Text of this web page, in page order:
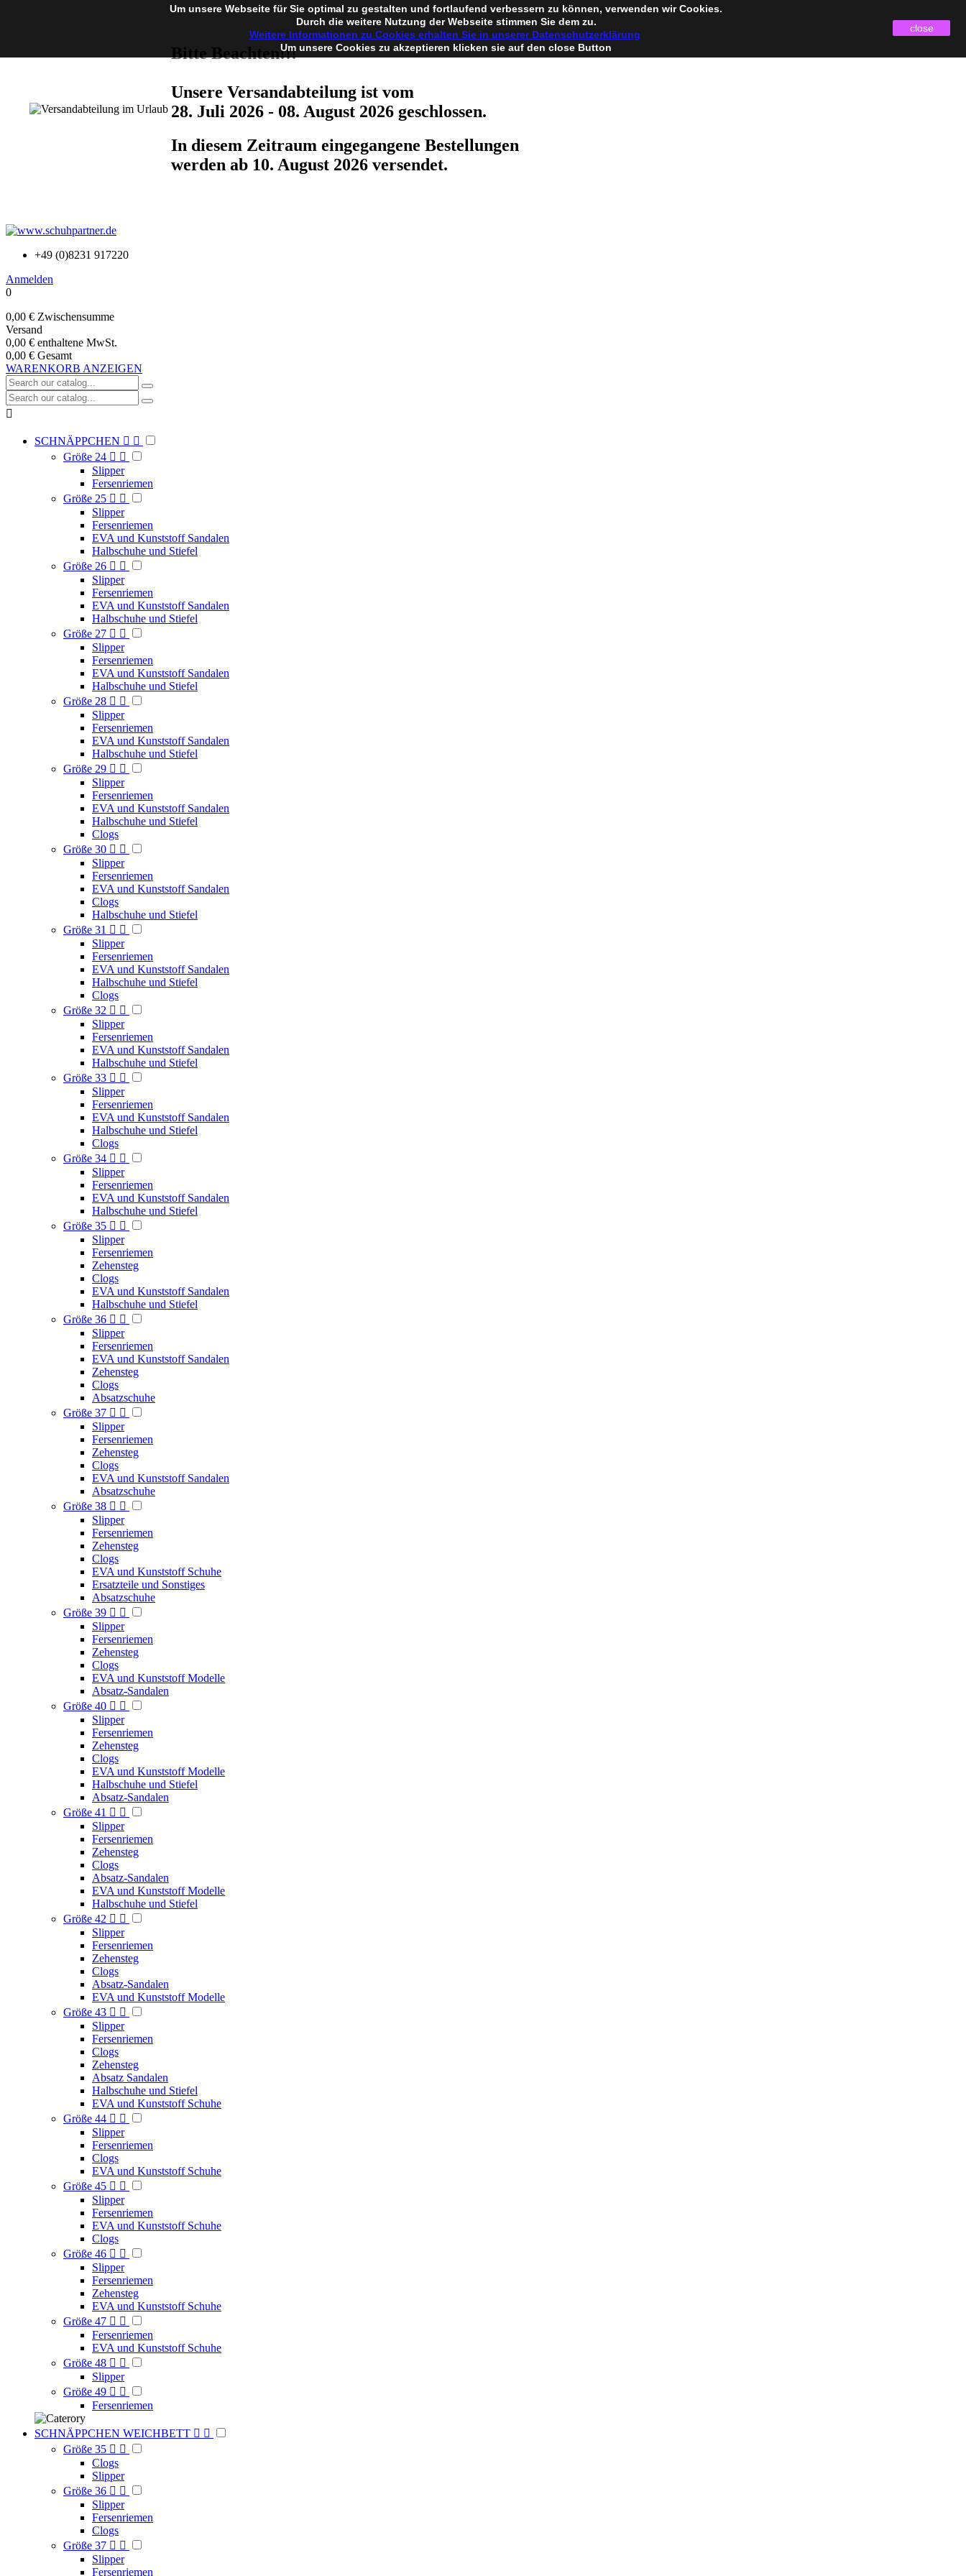
Bitte Beachten!!!
Unsere Versandabteilung ist vom
28. Juli 2026 - 08. August 2026 geschlossen.
In diesem Zeitraum eingegangene Bestellungen
werden ab 10. August 2026 versendet.
+49 (0)8231 917220
Anmelden
0
0,00 € Zwischensumme
Versand
0,00 € enthaltene MwSt.
0,00 € Gesamt
WARENKORB ANZEIGEN

SCHNÄPPCHEN  
Größe 24  
Slipper
Fersenriemen
Größe 25  
Slipper
Fersenriemen
EVA und Kunststoff Sandalen
Halbschuhe und Stiefel
Größe 26  
Slipper
Fersenriemen
EVA und Kunststoff Sandalen
Halbschuhe und Stiefel
Größe 27  
Slipper
Fersenriemen
EVA und Kunststoff Sandalen
Halbschuhe und Stiefel
Größe 28  
Slipper
Fersenriemen
EVA und Kunststoff Sandalen
Halbschuhe und Stiefel
Größe 29  
Slipper
Fersenriemen
EVA und Kunststoff Sandalen
Halbschuhe und Stiefel
Clogs
Größe 30  
Slipper
Fersenriemen
EVA und Kunststoff Sandalen
Clogs
Halbschuhe und Stiefel
Größe 31  
Slipper
Fersenriemen
EVA und Kunststoff Sandalen
Halbschuhe und Stiefel
Clogs
Größe 32  
Slipper
Fersenriemen
EVA und Kunststoff Sandalen
Halbschuhe und Stiefel
Größe 33  
Slipper
Fersenriemen
EVA und Kunststoff Sandalen
Halbschuhe und Stiefel
Clogs
Größe 34  
Slipper
Fersenriemen
EVA und Kunststoff Sandalen
Halbschuhe und Stiefel
Größe 35  
Slipper
Fersenriemen
Zehensteg
Clogs
EVA und Kunststoff Sandalen
Halbschuhe und Stiefel
Größe 36  
Slipper
Fersenriemen
EVA und Kunststoff Sandalen
Zehensteg
Clogs
Absatzschuhe
Größe 37  
Slipper
Fersenriemen
Zehensteg
Clogs
EVA und Kunststoff Sandalen
Absatzschuhe
Größe 38  
Slipper
Fersenriemen
Zehensteg
Clogs
EVA und Kunststoff Schuhe
Ersatzteile und Sonstiges
Absatzschuhe
Größe 39  
Slipper
Fersenriemen
Zehensteg
Clogs
EVA und Kunststoff Modelle
Absatz-Sandalen
Größe 40  
Slipper
Fersenriemen
Zehensteg
Clogs
EVA und Kunststoff Modelle
Halbschuhe und Stiefel
Absatz-Sandalen
Größe 41  
Slipper
Fersenriemen
Zehensteg
Clogs
Absatz-Sandalen
EVA und Kunststoff Modelle
Halbschuhe und Stiefel
Größe 42  
Slipper
Fersenriemen
Zehensteg
Clogs
Absatz-Sandalen
EVA und Kunststoff Modelle
Größe 43  
Slipper
Fersenriemen
Clogs
Zehensteg
Absatz Sandalen
Halbschuhe und Stiefel
EVA und Kunststoff Schuhe
Größe 44  
Slipper
Fersenriemen
Clogs
EVA und Kunststoff Schuhe
Größe 45  
Slipper
Fersenriemen
EVA und Kunststoff Schuhe
Clogs
Größe 46  
Slipper
Fersenriemen
Zehensteg
EVA und Kunststoff Schuhe
Größe 47  
Fersenriemen
EVA und Kunststoff Schuhe
Größe 48  
Slipper
Größe 49  
Fersenriemen
SCHNÄPPCHEN WEICHBETT  
Größe 35  
Clogs
Slipper
Größe 36  
Slipper
Fersenriemen
Clogs
Größe 37  
Slipper
Fersenriemen
Um unsere Webseite für Sie optimal zu gestalten und fortlaufend verbessern zu können, verwenden wir Cookies.
Durch die weitere Nutzung der Webseite stimmen Sie dem zu.
Weitere Informationen zu Cookies erhalten Sie in unserer Datenschutzerklärung
Um unsere Cookies zu akzeptieren klicken sie auf den close Button
close